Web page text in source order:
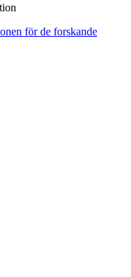
för de forskande